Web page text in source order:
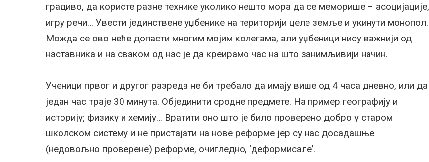
градиво, да користе разне технике уколико нешто мора да се меморише – асоцијације,
игру речи… Увести јединствене уџбенике на територији целе земље и укинути монопол.
Можда се ово неће допасти многим мојим колегама, али уџбеници нису важнији од
наставника и на сваком од нас је да креирамо час на што занимљивији начин.
Ученици првог и другог разреда не би требало да имају више од 4 часа дневно, или да
један час траје 30 минута. Објединити сродне предмете. На пример географију и
историју; физику и хемију… Вратити оно што је било проверено добро у старом
школском систему и не пристајати на нове реформе јер су нас досадашње
(недовољно проверене) реформе, очигледно, ‘деформисале’.